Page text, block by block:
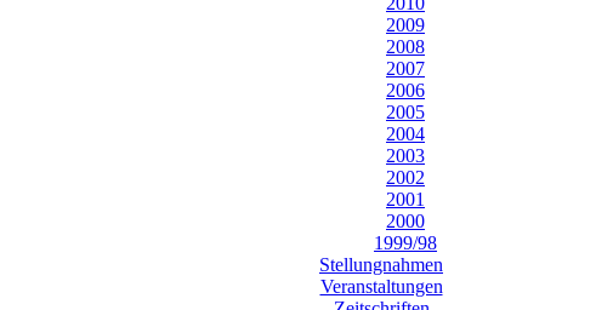
2009
2008
2007
2006
2005
2004
2003
2002
2001
2000
1999/98
Stellungnahmen
Veranstaltungen